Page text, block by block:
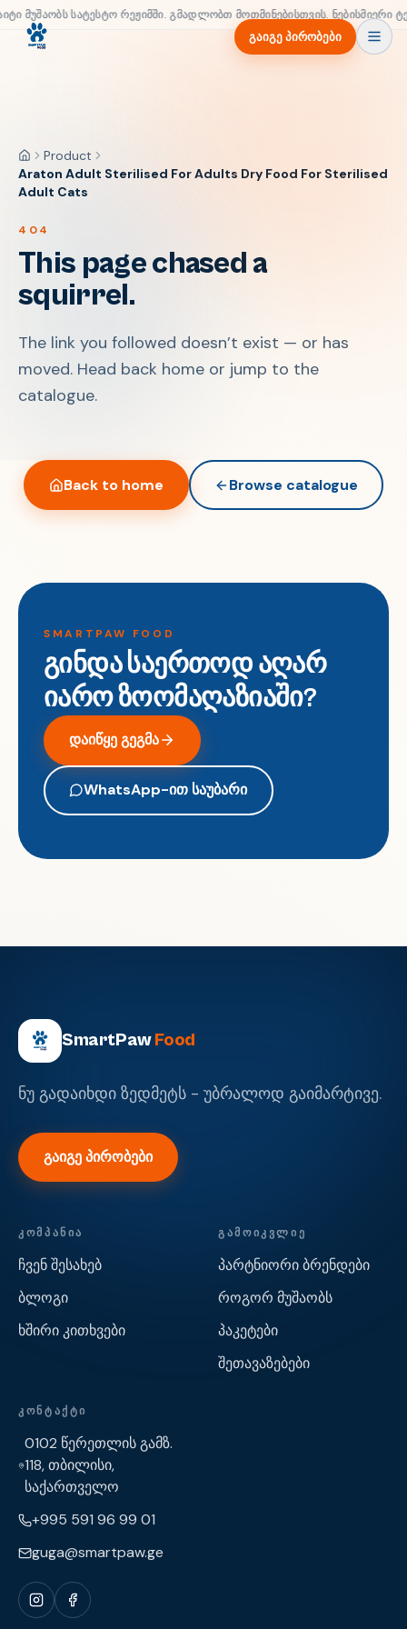
მუშაობს სატესტო რეჟიმში. გმადლობთ მოთმინებისთვის. ნებისმიერი
გაიგე პირობები
მთავარიProduct
Araton Adult Sterilised For Adults Dry Food For Sterilised
Adult Cats
404
This page chased a
squirrel.
The link you followed doesn’t exist — or has
moved. Head back home or jump to the
catalogue.
Back to home Browse catalogue
SMARTPAW FOOD
გინდა საერთოდ აღარ
იარო ზოომაღაზიაში?
დაიწყე გეგმა
WhatsApp-ით საუბარი
SmartPawFood
ნუ გადაიხდი ზედმეტს - უბრალოდ გაიმარტივე.
გაიგე პირობები
ᲙᲝᲛᲞᲐᲜᲘᲐ
ჩვენ შესახებ
ბლოგი
ხშირი კითხვები
ᲒᲐᲛᲝᲘᲙᲕᲚᲘᲔ
პარტნიორი ბრენდები
როგორ მუშაობს
პაკეტები
შეთავაზებები
ᲙᲝᲜᲢᲐᲥᲢᲘ
0102 წერეთლის გამზ.
118, თბილისი,
საქართველო
+995 591 96 99 01
guga@smartpaw.ge